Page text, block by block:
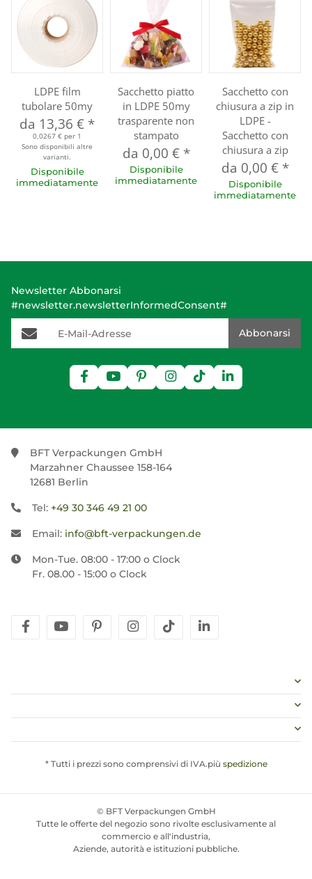
LDPE film
tubolare 50my
da 13,36 € *
0,0267 € per 1
Sono disponibili altre
varianti.
Disponibile
immediatamente
Sacchetto piatto
in LDPE 50my
trasparente non
stampato
da 0,00 € *
Disponibile
immediatamente
Sacchetto con
chiusura a zip in
LDPE -
Sacchetto con
chiusura a zip
da 0,00 € *
Disponibile
immediatamente
Newsletter Abbonarsi
#newsletter.newsletterInformedConsent#
E-Mail-Adresse
Abbonarsi
BFT Verpackungen GmbH
Marzahner Chaussee 158-164
12681 Berlin
Tel: +49 30 346 49 21 00
Email: info@bft-verpackungen.de
Mon-Tue. 08:00 - 17:00 o Clock
Fr. 08.00 - 15:00 o Clock
facebookyoutubepinterestinstagram
tiktok
* Tutti i prezzi sono comprensivi di IVA.più spedizione
© BFT Verpackungen GmbH
Tutte le offerte del negozio sono rivolte esclusivamente al
commercio e all'industria,
Aziende, autorità e istituzioni pubbliche.